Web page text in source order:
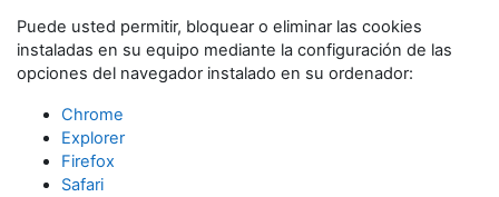
Puede usted permitir, bloquear o eliminar las cookies
instaladas en su equipo mediante la configuración de las
opciones del navegador instalado en su ordenador:
Chrome
Explorer
Firefox
Safari